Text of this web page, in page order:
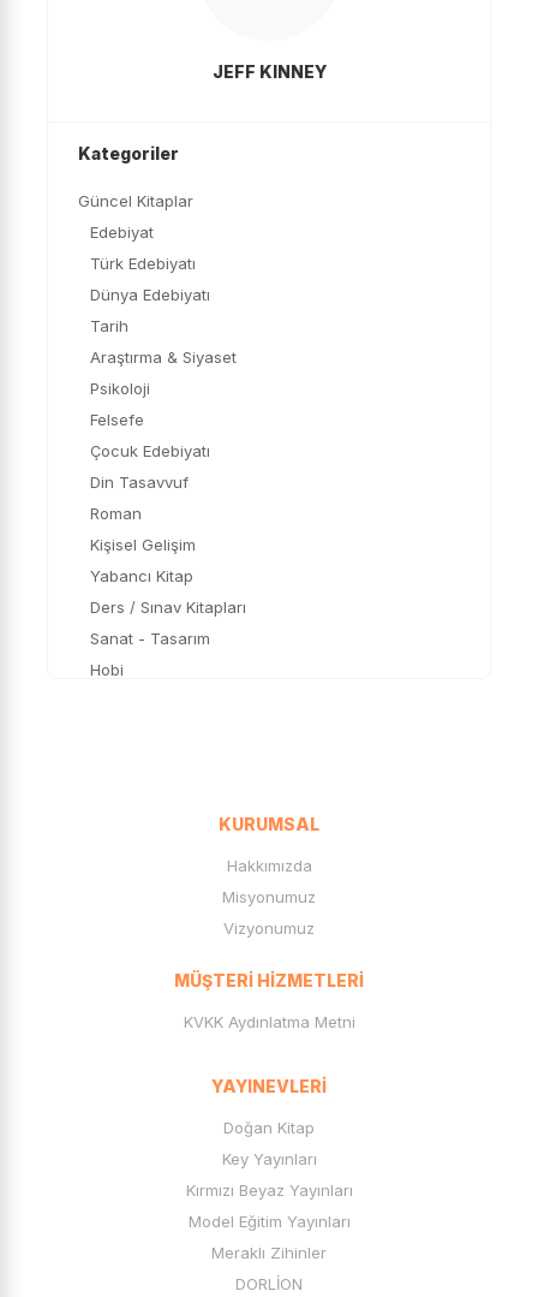
JEFF KINNEY
Kategoriler
Güncel Kitaplar
Edebiyat
Türk Edebiyatı
Dünya Edebiyatı
Tarih
Araştırma & Siyaset
Psikoloji
Felsefe
Çocuk Edebiyatı
Din Tasavvuf
Roman
Kişisel Gelişim
Yabancı Kitap
Ders / Sınav Kitapları
Sanat - Tasarım
Hobi
İlkokul Ders Kitapları
KırmızıBeyaz Yayınları
KURUMSAL
Hakkımızda
Misyonumuz
Vizyonumuz
MÜŞTERI HIZMETLERI
KVKK Aydınlatma Metni
YAYINEVLERI
Doğan Kitap
Key Yayınları
Kırmızı Beyaz Yayınları
Model Eğitim Yayınları
Meraklı Zihinler
DORLİON